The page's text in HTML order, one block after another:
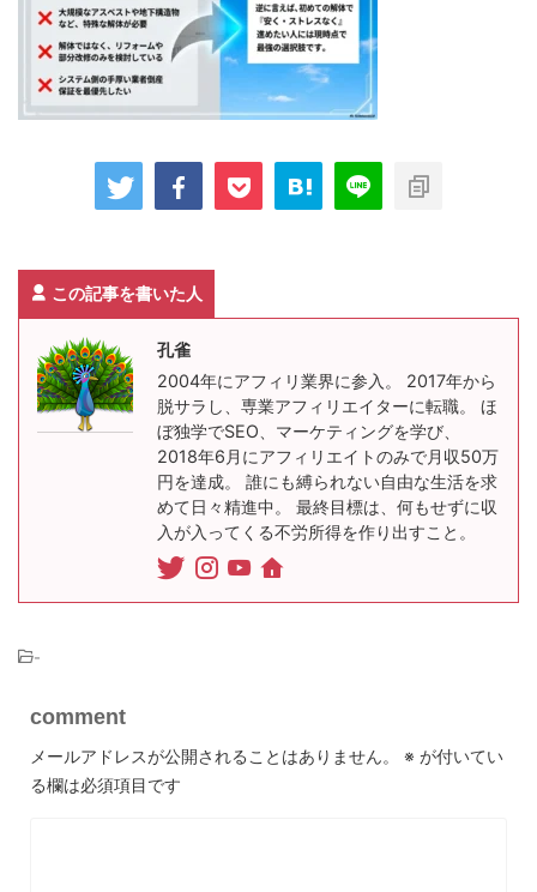
この記事を書いた人
孔雀
2004年にアフィリ業界に参入。 2017年から
脱サラし、専業アフィリエイターに転職。 ほ
ぼ独学でSEO、マーケティングを学び、
2018年6月にアフィリエイトのみで月収50万
円を達成。 誰にも縛られない自由な生活を求
めて日々精進中。 最終目標は、何もせずに収
入が入ってくる不労所得を作り出すこと。
-
comment
メールアドレスが公開されることはありません。 ※ が付いてい
る欄は必須項目です